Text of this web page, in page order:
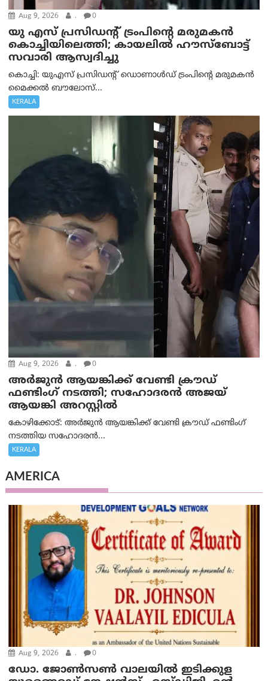
Aug 9, 2026 . 0
യു എസ് പ്രസിഡന്റ് ട്രംപിന്റെ മരുമകൻ
കൊച്ചിയിലെത്തി; കായലിൽ ഹൗസ്ബോട്ട്
സവാരി ആസ്വദിച്ചു
കൊച്ചി: യുഎസ് പ്രസിഡന്റ് ഡൊണാൾഡ് ട്രംപിന്റെ മരുമകൻ
മൈക്കൽ ബൗലോസ്...
KERALA
Aug 9, 2026 . 0
അർജുൻ ആയങ്കിക്ക് വേണ്ടി ക്രൗഡ്
ഫണ്ടിംഗ് നടത്തി; സഹോദരന്‍ അജയ്
ആയങ്കി അറസ്റ്റിൽ
കോഴിക്കോട്: അർജുൻ ആയങ്കിക്ക് വേണ്ടി ക്രൗഡ് ഫണ്ടിംഗ്
നടത്തിയ സഹോദരന്‍...
KERALA
AMERICA
Aug 9, 2026 . 0
ഡോ. ജോൺസൺ വാലയിൽ ഇടിക്കുള